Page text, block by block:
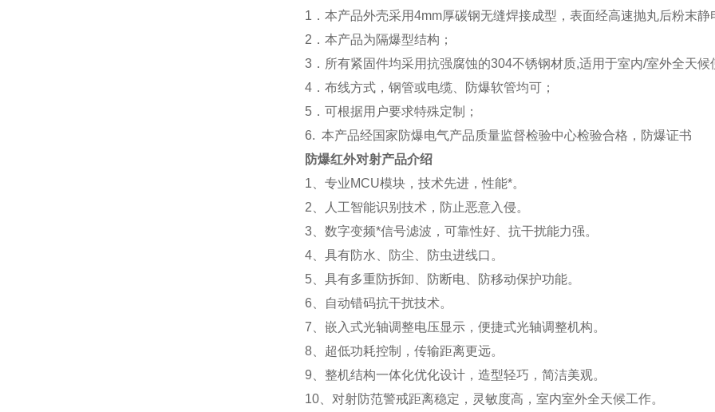
1 ．本产品外壳采用4mm厚碳钢无缝焊接成型，表面经高速抛丸后粉末静
2 ．本产品为隔爆型结构；
3．所有紧固件均采用抗强腐蚀的304不锈钢材质,适用于室内/室外全天候
4．布线方式，钢管或电缆、防爆软管均可；
5．可根据用户要求特殊定制；
6. 本产品经国家防爆电气产品质量监督检验中心检验合格，防爆证书
防爆红外对射产品介绍
1、专业MCU模块，技术先进，性能*。
2、人工智能识别技术，防止恶意入侵。
3、数字变频*信号滤波，可靠性好、抗干扰能力强。
4、具有防水、防尘、防虫进线口。
5、具有多重防拆卸、防断电、防移动保护功能。
6、自动错码抗干扰技术。
7、嵌入式光轴调整电压显示，便捷式光轴调整机构。
8、超低功耗控制，传输距离更远。
9、整机结构一体化优化设计，造型轻巧，简洁美观。
10、对射防范警戒距离稳定，灵敏度高，室内室外全天候工作。